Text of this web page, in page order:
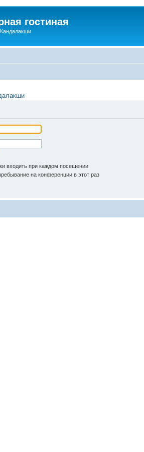
гостиная
входить при каждом посещении
на конференции в этот раз